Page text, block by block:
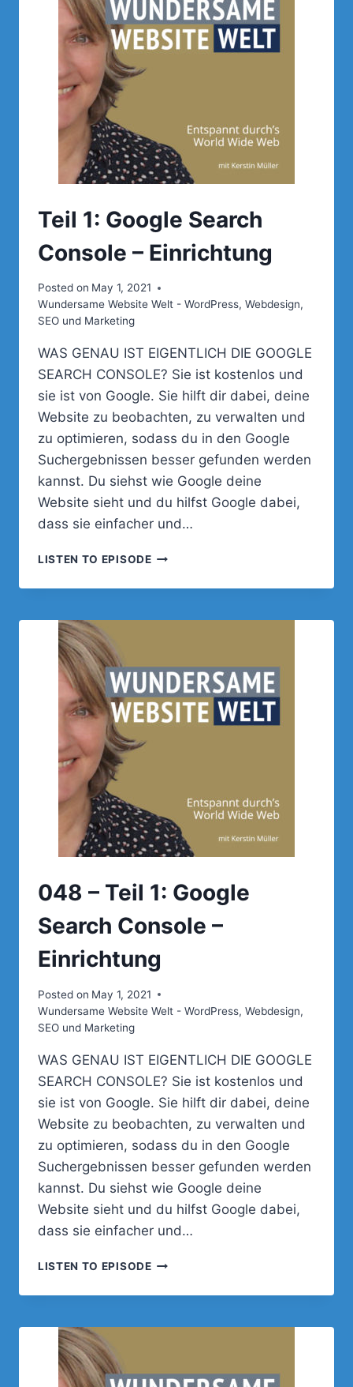
HER
UND
WIE
Teil 1: Google Search
Console – Einrichtung
Posted on May 1, 2021
Wundersame Website Welt - WordPress, Webdesign,
SEO und Marketing
WAS GENAU IST EIGENTLICH DIE GOOGLE
SEARCH CONSOLE? Sie ist kostenlos und
sie ist von Google. Sie hilft dir dabei, deine
Website zu beobachten, zu verwalten und
zu optimieren, sodass du in den Google
Suchergebnissen besser gefunden werden
kannst. Du siehst wie Google deine
Website sieht und du hilfst Google dabei,
dass sie einfacher und…
LISTEN TO EPISODETEIL
GOOGLE
CONSOLE
048 – Teil 1: Google
Search Console –
Einrichtung
Posted on May 1, 2021
Wundersame Website Welt - WordPress, Webdesign,
SEO und Marketing
WAS GENAU IST EIGENTLICH DIE GOOGLE
SEARCH CONSOLE? Sie ist kostenlos und
sie ist von Google. Sie hilft dir dabei, deine
Website zu beobachten, zu verwalten und
zu optimieren, sodass du in den Google
Suchergebnissen besser gefunden werden
kannst. Du siehst wie Google deine
Website sieht und du hilfst Google dabei,
dass sie einfacher und…
LISTEN TO EPISODE048
TEIL
GOOGLE
–